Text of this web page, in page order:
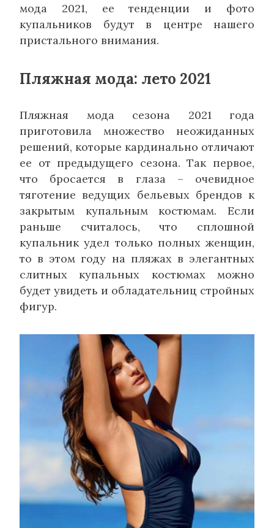
мода 2021, ее тенденции и фото
купальников будут в центре нашего
пристального внимания.
Пляжная мода: лето 2021
Пляжная мода сезона 2021 года
приготовила множество неожиданных
решений, которые кардинально отличают
ее от предыдущего сезона. Так первое,
что бросается в глаза – очевидное
тяготение ведущих бельевых брендов к
закрытым купальным костюмам. Если
раньше считалось, что сплошной
купальник удел только полных женщин,
то в этом году на пляжах в элегантных
слитных купальных костюмах можно
будет увидеть и обладательниц стройных
фигур.